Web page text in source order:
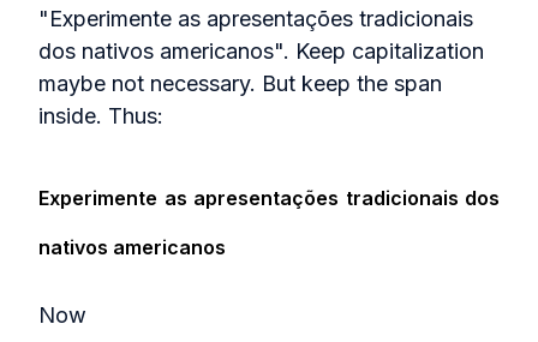
"Experimente as apresentações tradicionais
dos nativos americanos". Keep capitalization
maybe not necessary. But keep the span
inside. Thus:
Experimente as apresentações tradicionais dos
nativos americanos
Now